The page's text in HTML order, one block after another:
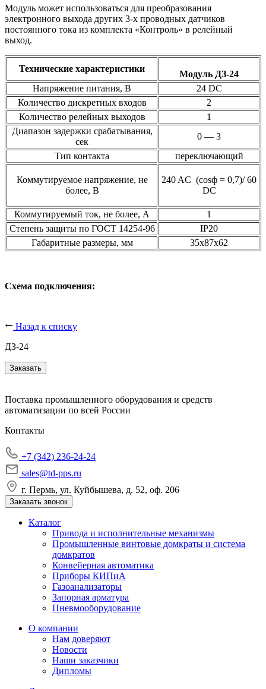
Модуль может использоваться для преобразования
электронного выхода других 3-х проводных датчиков
постоянного тока из комплекта «Контроль» в релейный
выход.
Технические характеристики
Модуль ДЗ-24
Напряжение питания, В
24 DC
Количество дискретных входов
2
Количество релейных выходов
1
Диапазон задержки срабатывания,
сек
0 — 3
Тип контакта
переключающий
Коммутируемое напряжение, не
более, В
240 AC (cosф = 0,7)/ 60
DC
Коммутируемый ток, не более, А
1
Степень защиты по ГОСТ 14254-96
IP20
Габаритные размеры, мм
35x87x62
Схема подключения:
Назад к списку
ДЗ-24
Заказать
Поставка промышленного оборудования и средств
автоматизации по всей России
Контакты
+7 (342) 236-24-24
sales@td-pps.ru
г. Пермь, ул. Куйбышева, д. 52, оф. 206
Заказать звонок
Каталог
Привода и исполнительные механизмы
Промышленные винтовые домкраты и система
домкратов
Конвейерная автоматика
Приборы КИПиА
Газоанализаторы
Запорная арматура
Пневмооборудование
О компании
Нам доверяют
Новости
Наши заказчики
Дипломы